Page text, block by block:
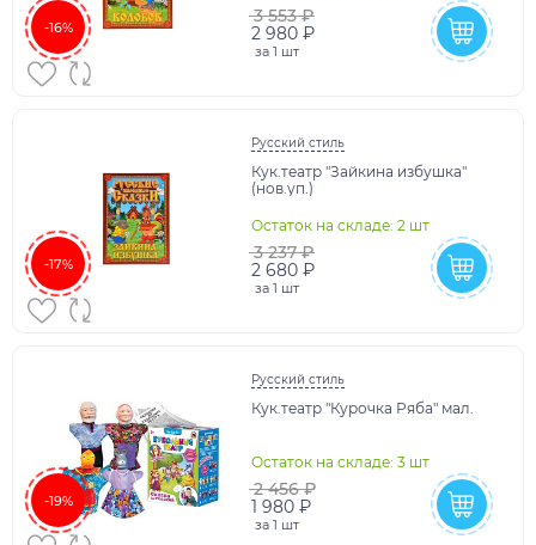
-16%
3 553 ₽
2 980 ₽
за 1 шт
-17%
Русский стиль
Кук.театр "Зайкина избушка"
(нов.уп.)
Остаток на складе: 2 шт
3 237 ₽
2 680 ₽
за 1 шт
-19%
Русский стиль
Кук.театр "Курочка Ряба" мал.
Остаток на складе: 3 шт
2 456 ₽
1 980 ₽
за 1 шт